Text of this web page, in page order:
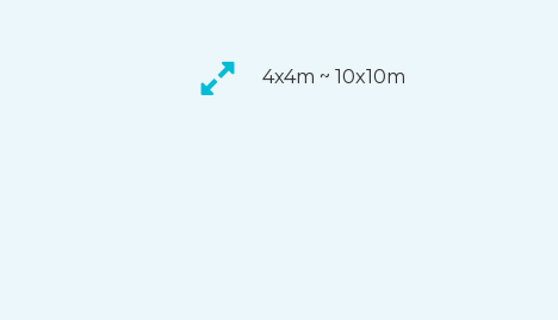
4x4m ~ 10x10m